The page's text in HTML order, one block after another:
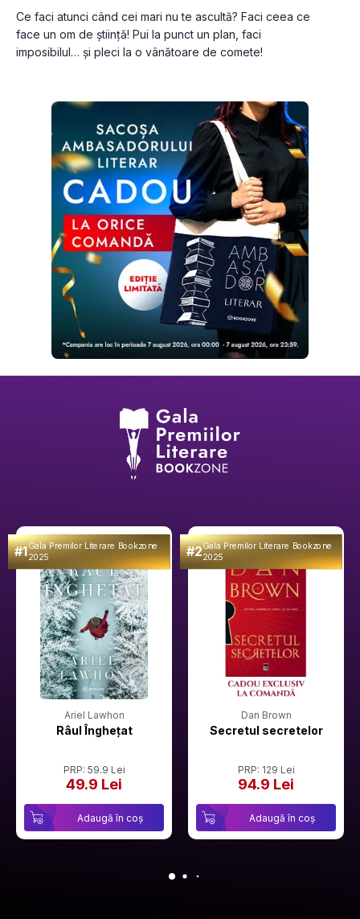
Ce faci atunci când cei mari nu te ascultă? Faci ceea ce
face un om de ştiinţă! Pui la punct un plan, faci
imposibilul… şi pleci la o vânătoare de comete!
#1Gala Premilor Literare Bookzone
2025
Ariel Lawhon
Râul Înghețat
PRP: 59.9 Lei
49.9 Lei
Adaugă în coș
#2Gala Premilor Literare Bookzone
2025
Dan Brown
Secretul secretelor
PRP: 129 Lei
94.9 Lei
Adaugă în coș